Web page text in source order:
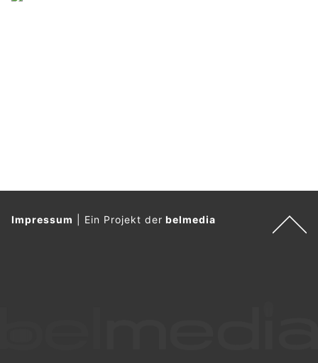
Impressum Ein Projekt derbelmedia